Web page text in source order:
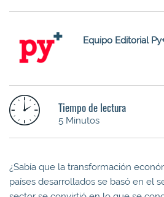
Equipo Editorial
Tiempo de lectura
5 Minutos
¿Sabía que la transformación
países desarrollados se basó en el